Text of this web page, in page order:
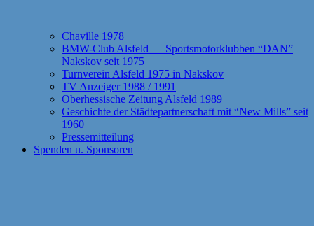
Chaville 1978
BMW-Club Alsfeld — Sportsmotorklubben “DAN”
Nakskov seit 1975
Turnverein Alsfeld 1975 in Nakskov
TV Anzeiger 1988 / 1991
Oberhessische Zeitung Alsfeld 1989
Geschichte der Städtepartnerschaft mit “New Mills” seit
1960
Pressemitteilung
Spenden u. Sponsoren